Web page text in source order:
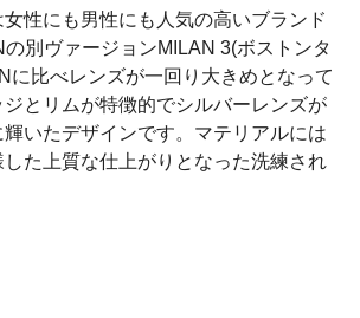
性にも男性にも人気の高いブランド
別ヴァージョンMILAN 3(ボストンタ
に比べレンズが一回り大きめとなって
とリムが特徴的でシルバーレンズが
いたデザインです。マテリアルには
た上質な仕上がりとなった洗練され